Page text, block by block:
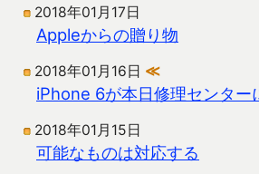
2018年01月17日
Appleからの贈り物
2018年01月16日 ≪
iPhone 6が本日修理センター
2018年01月15日
可能なものは対応する